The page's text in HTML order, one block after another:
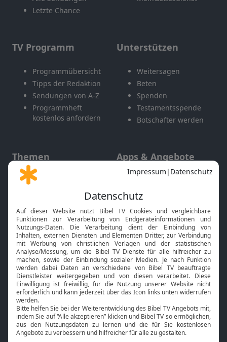
Letzte Chance
TV Programm
Programmübersicht
Tipps der Redaktion
Sendungen von A-Z
Programmheft
kostenlos anfordern
Unterstützen
Weitersagen
Beten
Spenden
Testamentsspende
Botschafter werden
Themen
Gott und Bibel erklärt
Neuigkeiten
Apps & Angebote
Mobile App
Smart TV
HbbTV
Bibelthek Online-Bibel
Nächster Gottesdienst
Bibel TV
Über uns
Jobs
Service
Kontakt
TV-Empfang